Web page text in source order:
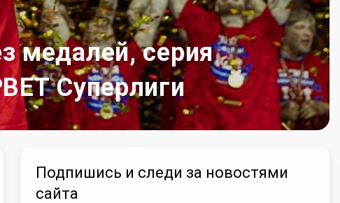
медалей, серия
Суперлиги
Подпишись и следи за новостями
сайта